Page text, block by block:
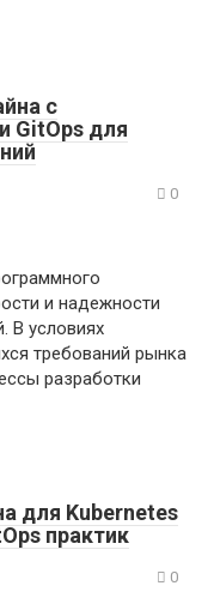
с
GitOps для
0
и надежности
В условиях
требований рынка
разработки
для Kubernetes
практик
0